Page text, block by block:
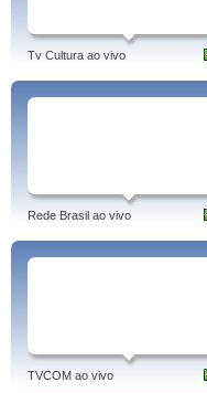
Tv Cultura ao vivo
Rede Brasil ao vivo
TVCOM ao vivo